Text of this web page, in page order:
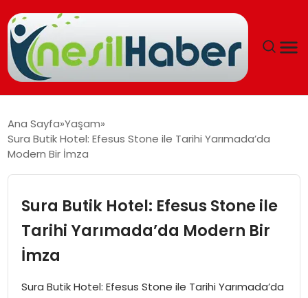
GÜNCEL
SOSYAL HABER
SPOR
Ana Sayfa Yaşam
Sura Butik Hotel: Efesus Stone ile Tarihi Yarımada’da
Modern Bir İmza
Sura Butik Hotel: Efesus Stone ile
Tarihi Yarımada’da Modern Bir
İmza
Sura Butik Hotel: Efesus Stone ile Tarihi Yarımada’da